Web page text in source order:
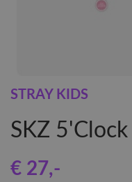
STRAY KIDS
SKZ
€ 27,-